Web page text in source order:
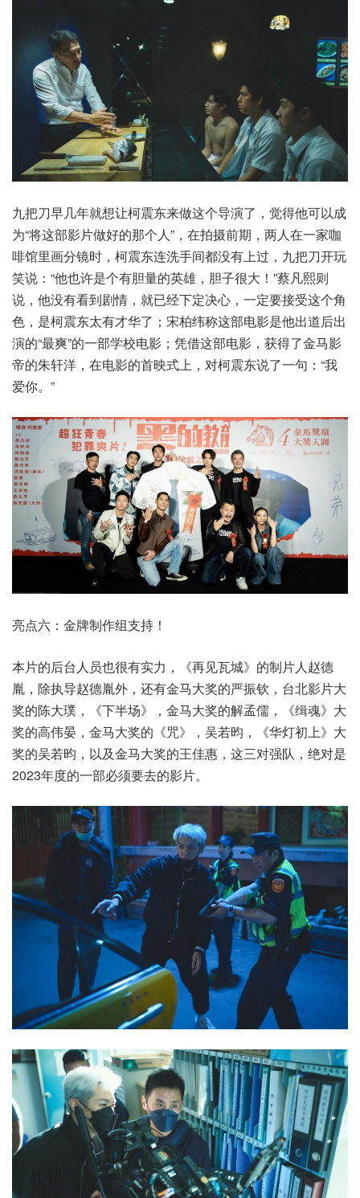
九把刀早几年就想让柯震东来做这个导演了，觉得他可以成
为“将这部影片做好的那个人”，在拍摄前期，两人在一家咖
啡馆里画分镜时，柯震东连洗手间都没有上过，九把刀开玩
笑说：“他也许是个有胆量的英雄，胆子很大！”蔡凡熙则
说，他没有看到剧情，就已经下定决心，一定要接受这个角
色，是柯震东太有才华了；宋柏纬称这部电影是他出道后出
演的“最爽”的一部学校电影；凭借这部电影，获得了金马影
帝的朱轩洋，在电影的首映式上，对柯震东说了一句：“我
爱你。”
亮点六：金牌制作组支持！
本片的后台人员也很有实力，《再见瓦城》的制片人赵德
胤，除执导赵德胤外，还有金马大奖的严振钦，台北影片大
奖的陈大璞，《下半场》，金马大奖的解孟儒，《缉魂》大
奖的高伟晏，金马大奖的《咒》，吴若昀，《华灯初上》大
奖的吴若昀，以及金马大奖的王佳惠，这三对强队，绝对是
2023年度的一部必须要去的影片。